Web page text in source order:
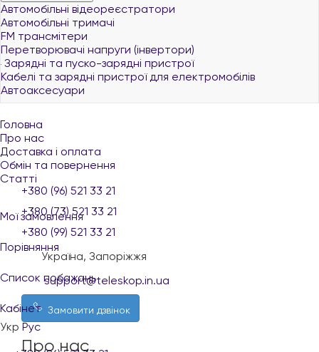
Автомобільні відеореєстратори
Автомобільні тримачі
FM трансмітери
Перетворювачі напруги (інвертори)
Зарядні та пуско-зарядні пристрої
Кабелі та зарядні пристрої для електромобілів
Автоаксесуари
Головна
Про нас
Доставка і оплата
Обмін та повернення
Статті
Мої замовлення
Порівняння
Список побажань
Кабінет
Укр Рус
+380 (96) 521 33 21
+380 (73) 521 33 21
+380 (99) 521 33 21
Україна, Запоріжжя
support@teleskop.in.ua
Замовити дзвінок
Про нас